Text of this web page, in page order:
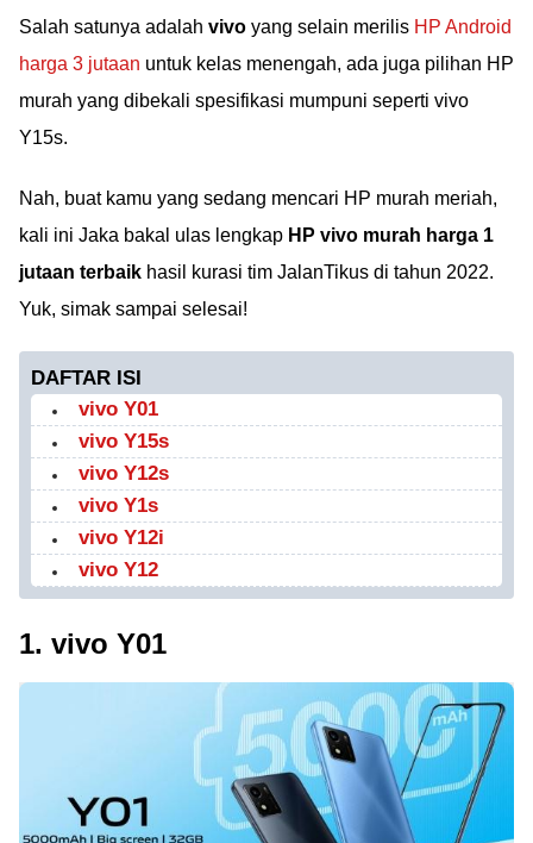
Salah satunya adalah vivo yang selain merilis HP Android
harga 3 jutaan untuk kelas menengah, ada juga pilihan HP
murah yang dibekali spesifikasi mumpuni seperti vivo
Y15s.
Nah, buat kamu yang sedang mencari HP murah meriah,
kali ini Jaka bakal ulas lengkap HP vivo murah harga 1
jutaan terbaik hasil kurasi tim JalanTikus di tahun 2022.
Yuk, simak sampai selesai!
DAFTAR ISI
vivo Y01
vivo Y15s
vivo Y12s
vivo Y1s
vivo Y12i
vivo Y12
1. vivo Y01